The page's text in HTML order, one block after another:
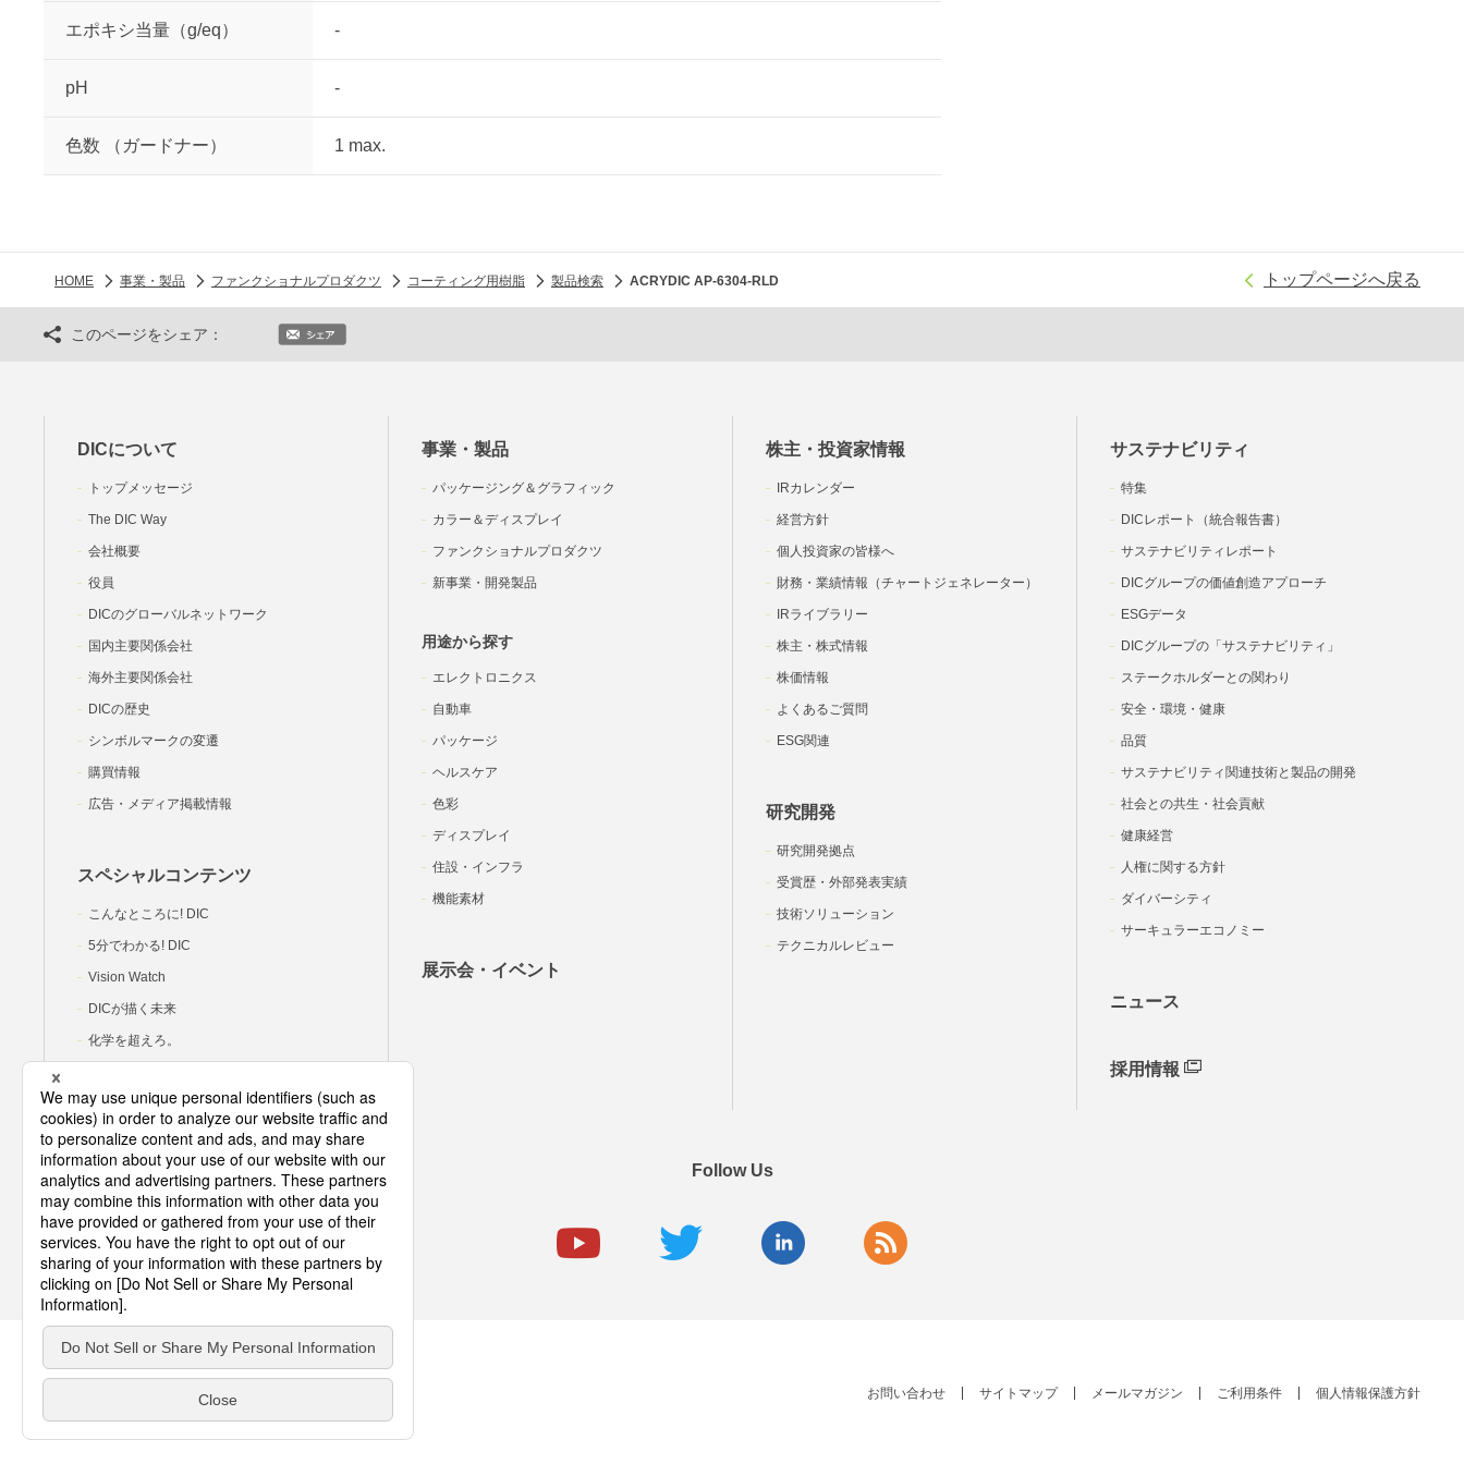
エポキシ当量（g/eq） -
pH -
色数 （ガードナー） 1 max.
HOME 事業・製品 ファンクショナルプロダクツ コーティング用樹脂 製品検索 ACRYDIC AP-6304-RLD トップページへ戻る
このページをシェア：
DICについて
トップメッセージ
The DIC Way
会社概要
役員
DICのグローバルネットワーク
国内主要関係会社
海外主要関係会社
DICの歴史
シンボルマークの変遷
購買情報
広告・メディア掲載情報
スペシャルコンテンツ
こんなところに! DIC
5分でわかる! DIC
Vision Watch
DICが描く未来
化学を超えろ。
事業・製品
パッケージング＆グラフィック
カラー＆ディスプレイ
ファンクショナルプロダクツ
新事業・開発製品
用途から探す
エレクトロニクス
自動車
パッケージ
ヘルスケア
色彩
ディスプレイ
住設・インフラ
機能素材
展示会・イベント
株主・投資家情報
IRカレンダー
経営方針
個人投資家の皆様へ
財務・業績情報（チャートジェネレーター）
IRライブラリー
株主・株式情報
株価情報
よくあるご質問
ESG関連
研究開発
研究開発拠点
受賞歴・外部発表実績
技術ソリューション
テクニカルレビュー
サステナビリティ
特集
DICレポート（統合報告書）
サステナビリティレポート
DICグループの価値創造アプローチ
ESGデータ
DICグループの「サステナビリティ」
ステークホルダーとの関わり
安全・環境・健康
品質
サステナビリティ関連技術と製品の開発
社会との共生・社会貢献
健康経営
人権に関する方針
ダイバーシティ
サーキュラーエコノミー
ニュース
採用情報
Follow Us
COPYRIGHT © DIC CORPORATION ALL RIGHTS RESERVED.
お問い合わせ サイトマップ メールマガジン ご利用条件 個人情報保護方針